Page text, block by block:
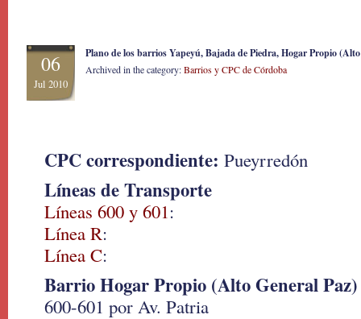
06
Jul 2010
Plano de los barrios Yapeyú, Bajada de Piedra, Hogar Propio
Archived in the category:Barrios y CPC de Córdoba
CPC correspondiente: Pueyrredón
Líneas de Transporte
Líneas 600 y 601:
Línea R:
Línea C:
Barrio Hogar Propio (Alto General Paz)
600-601 por Av. Patria